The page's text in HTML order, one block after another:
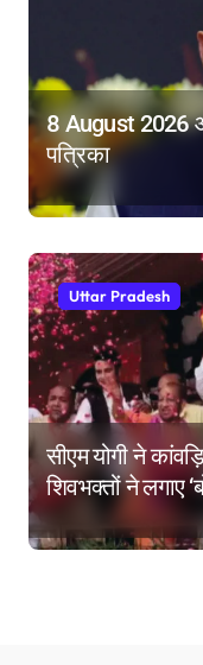
8 August 2026
पत्रिका
Uttar Pradesh
सीएम योगी ने
शिवभक्तों ने लगाए